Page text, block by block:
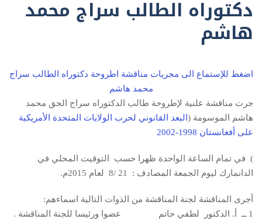
دكتوراه الطالب سراج محمد
هاشم
اضغط للإستماع الى مجريات مناقشة اطروحة دكتوراه الطالب سراج
محمد هاشم
جرت مناقشة علنية لإطروحة طالب الدكتوراه سراج الحق محمد
هاشم الموسومة ( البعد القانوني لحرب الولايات المتحدة الأمريكية
على أفغانستان 1998-2002
) في تمام الساعة الواحدة ظهرا حسب التوقيت المحلي في
الدانمارك ليوم الجمعة المصادف : 21 /8 لعام 2015م.
أجرى المناقشة لجنة المناقشة من الذوات التالية اسماءهم:
1 ــ أ. الدكتور لطفي حاتم عضوا ورئيسا للجنة المناقشة .